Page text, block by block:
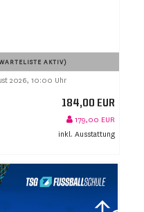
AKTIV)
2026, 10:00 Uhr
184,00 EUR
179,00 EUR
inkl. Ausstattung